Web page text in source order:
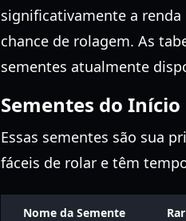
significativamente a
chance de rolagem. As
sementes atualmente
Sementes do Início
Essas sementes são sua
fáceis de rolar e têm
Nome da Semente